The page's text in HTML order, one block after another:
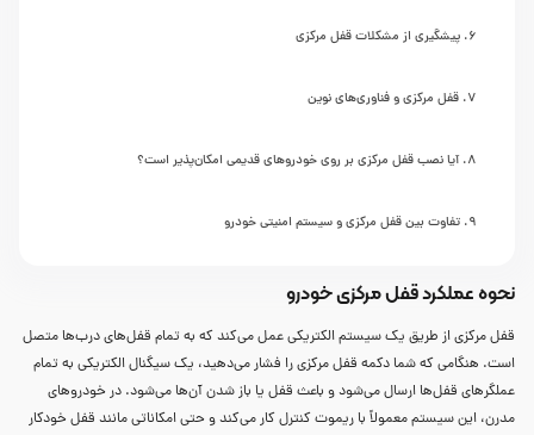
پیشگیری از مشکلات قفل مرکزی
قفل مرکزی و فناوری‌های نوین
آیا نصب قفل مرکزی بر روی خودروهای قدیمی امکان‌پذیر است؟
تفاوت بین قفل مرکزی و سیستم امنیتی خودرو
نحوه عملکرد قفل مرکزی خودرو
قفل مرکزی از طریق یک سیستم الکتریکی عمل می‌کند که به تمام قفل‌های درب‌ها متصل
است. هنگامی که شما دکمه قفل مرکزی را فشار می‌دهید، یک سیگنال الکتریکی به تمام
عملگرهای قفل‌ها ارسال می‌شود و باعث قفل یا باز شدن آن‌ها می‌شود. در خودروهای
مدرن، این سیستم معمولاً با ریموت کنترل کار می‌کند و حتی امکاناتی مانند قفل خودکار